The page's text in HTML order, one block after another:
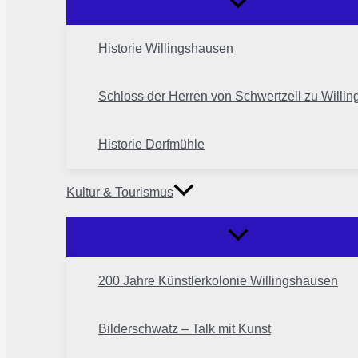
Historie Willingshausen
Schloss der Herren von Schwertzell zu
Historie Dorfmühle
Kultur & Tourismus
200 Jahre Künstlerkolonie Willingshausen
Bilderschwatz – Talk mit Kunst